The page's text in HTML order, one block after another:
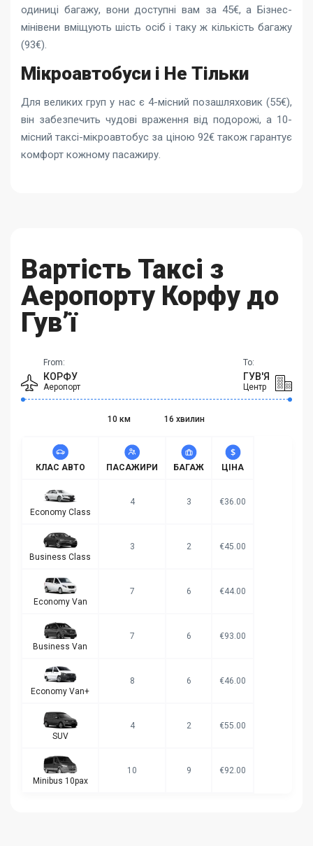
одиниці багажу, вони доступні вам за 45€, а Бізнес-
мінівени вміщують шість осіб і таку ж кількість багажу
(93€).
Мікроавтобуси і Не Тільки
Для великих груп у нас є 4-місний позашляховик (55€),
він забезпечить чудові враження від подорожі, а 10-
місний таксі-мікроавтобус за ціною 92€ також гарантує
комфорт кожному пасажиру.
Вартість Таксі з
Аеропорту Корфу до
Гув’ї
From:
КОРФУ
Аеропорт
To:
ГУВ'Я
Центр
10 км 16 хвилин
КЛАС АВТО ПАСАЖИРИ БАГАЖ ЦІНА
Economy Class
4 3 €36.00
Business Class
3 2 €45.00
Economy Van
7 6 €44.00
Business Van
7 6 €93.00
Economy Van+
8 6 €46.00
SUV
4 2 €55.00
Minibus 10pax
10 9 €92.00